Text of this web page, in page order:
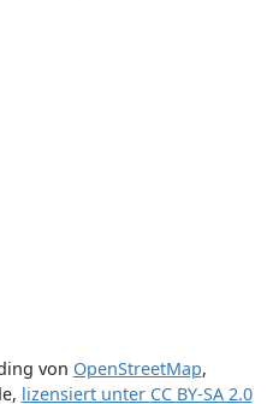
von OpenStreetMap,
, lizensiert unter CC BY-SA 2.0